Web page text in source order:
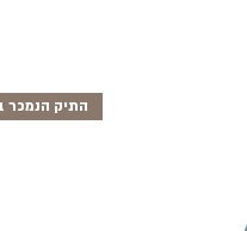
התיק הנמכר